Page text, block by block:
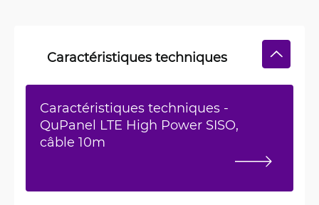
Caractéristiques techniques
Caractéristiques techniques -
QuPanel LTE High Power SISO,
câble 10m